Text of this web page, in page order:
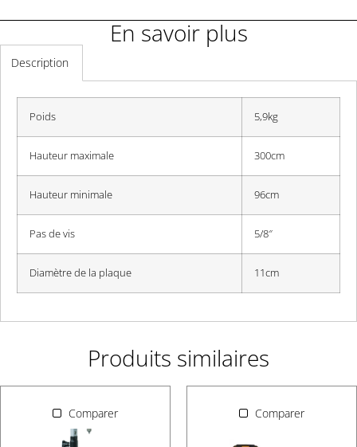
En savoir plus
Description
Poids 5,9kg
Hauteur maximale 300cm
Hauteur minimale 96cm
Pas de vis 5/8″
Diamètrede la plaque 11cm
Produits similaires
Comparer Comparer